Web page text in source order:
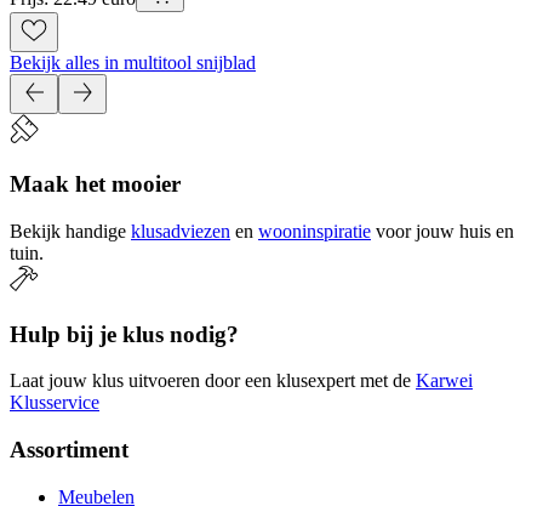
Bekijk alles in multitool snijblad
Maak het mooier
Bekijk handige klusadviezen en wooninspiratie voor jouw huis en
tuin.
Hulp bij je klus nodig?
Laat jouw klus uitvoeren door een klusexpert met de Karwei
Klusservice
Assortiment
Meubelen